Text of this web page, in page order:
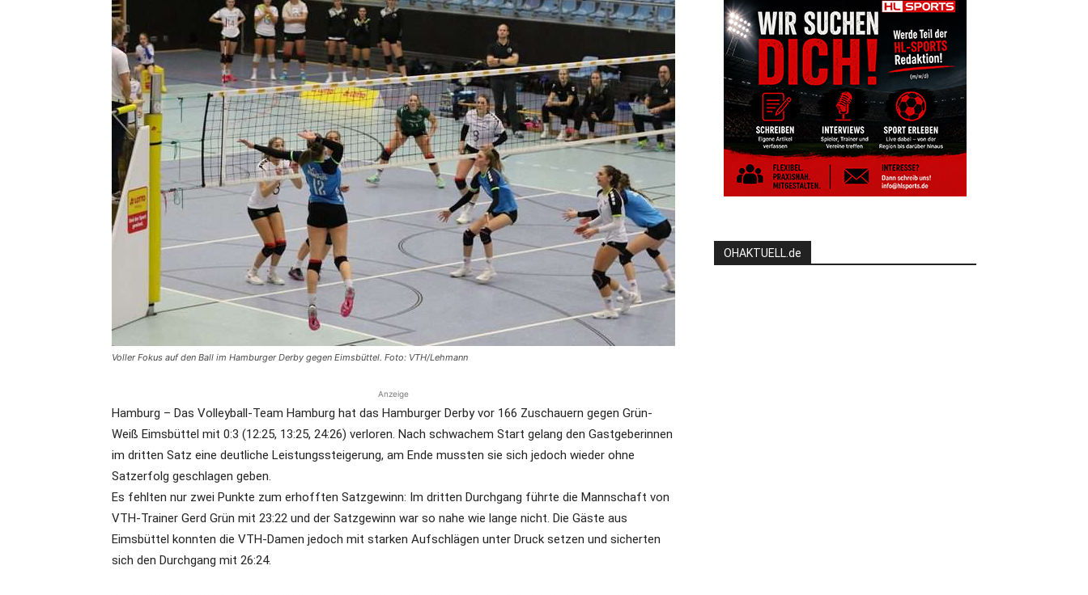
die
Region
Lübeck
Voller Fokus auf den Ball im Hamburger Derby gegen Eimsbüttel. Foto: VTH/Lehmann
Anzeige
Hamburg – Das Volleyball-Team Hamburg hat das Hamburger Derby vor 166 Zuschauern gegen Grün-
Weiß Eimsbüttel mit 0:3 (12:25, 13:25, 24:26) verloren. Nach schwachem Start gelang den Gastgeberinnen
im dritten Satz eine deutliche Leistungssteigerung, am Ende mussten sie sich jedoch wieder ohne
Satzerfolg geschlagen geben.
Es fehlten nur zwei Punkte zum erhofften Satzgewinn: Im dritten Durchgang führte die Mannschaft von
VTH-Trainer Gerd Grün mit 23:22 und der Satzgewinn war so nahe wie lange nicht. Die Gäste aus
Eimsbüttel konnten die VTH-Damen jedoch mit starken Aufschlägen unter Druck setzen und sicherten
sich den Durchgang mit 26:24.